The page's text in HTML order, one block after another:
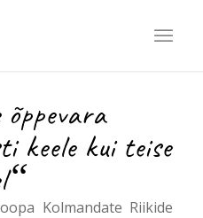
keele kui teise
“
Kolmandate Riikide